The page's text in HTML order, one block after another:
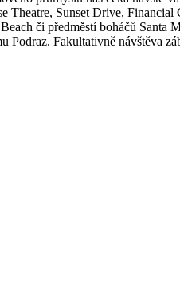
Theatre, Sunset Drive, Financial
či předměstí boháčů Santa
Podraz. Fakultativně návštěva